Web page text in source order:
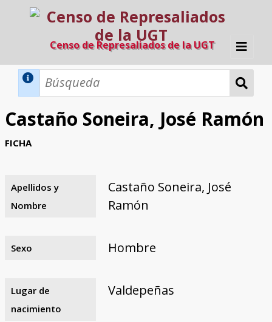
Censo de Represaliados de la UGT
Inicio
Búsqueda Dinámica
Búsqueda Avanzada
Razones y objetivos
El equipo
Colaboradores
Fuentes documentales
Castaño Soneira, José Ramón
FICHA
Apellidos y
Nombre
Castaño Soneira, José
Ramón
Sexo Hombre
Lugar de
nacimiento
Valdepeñas